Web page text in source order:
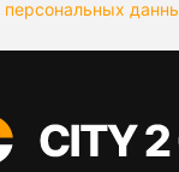
персональных